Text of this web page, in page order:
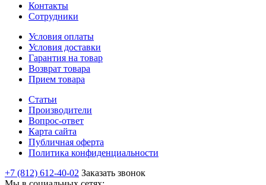
Контакты
Сотрудники
Условия оплаты
Условия доставки
Гарантия на товар
Возврат товара
Прием товара
Статьи
Производители
Вопрос-ответ
Карта сайта
Публичная оферта
Политика конфиденциальности
+7 (812) 612-40-02 Заказать звонок